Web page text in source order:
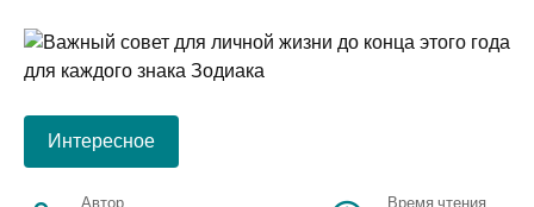
Интересное
Автор Время чтения